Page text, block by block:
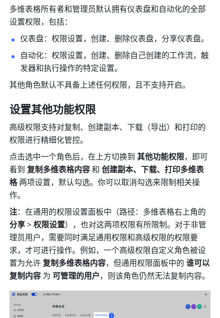
多维表格所有者和管理员默认拥有仪表盘和自动化的全部
设置权限，包括：
仪表盘：权限设置，创建、删除仪表盘，分享仪表盘。
自动化：权限设置，创建、删除自己创建的工作流，触
发器和执行操作的特定设置。
其他角色默认不具备上述任何权限，且不支持开启。
设置其他功能权限
高级权限支持对复制、创建副本、下载（导出）和打印的
权限进行精细化管控。
点击选中一个角色后，在上方切换到 其他功能权限，即可
看到 复制多维表格内容 和 创建副本、下载、打印多维表
格 两项设置，默认勾选。你可以取消勾选来限制相关操
作。
注
分享 > 权限设置），也对这两项权限有所限制。对于非管
理员用户，需要同时满足通用权限和高级权限的权限要
求，才可进行操作。例如，一个高级权限自定义角色被设
置为允许 复制多维表格内容，但通用权限面板中的 谁可以
复制内容 为 可管理的用户，则该角色仍然无法复制内容。